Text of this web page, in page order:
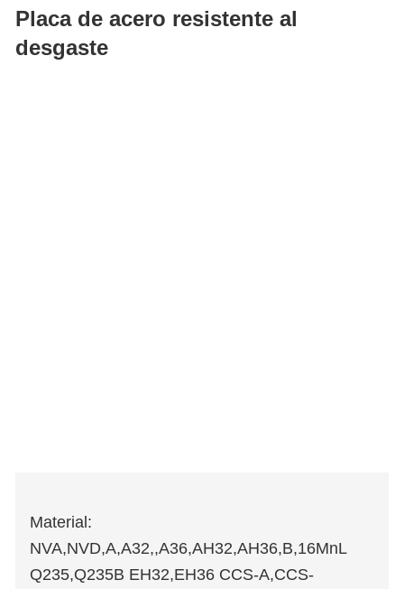
en caliente Placa de acero resistente al desgaste
Placa de acero resistente al
desgaste
Material:
NVA,NVD,A,A32,,A36,AH32,AH36,B,16MnL
Q235,Q235B EH32,EH36 CCS-A,CCS-